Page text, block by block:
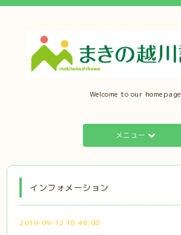
Welcome to our homepage
メニュー
インフォメーション
2019-09-12 18:46:00